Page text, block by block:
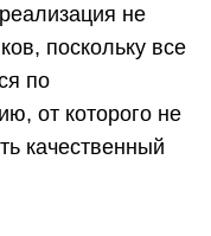
не
поскольку все
по
от которого не
качественный